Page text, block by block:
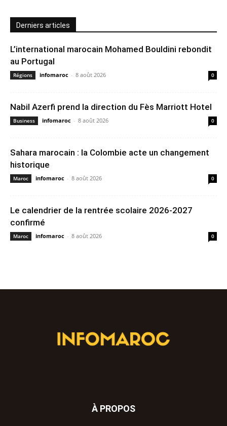
Derniers articles
L’international marocain Mohamed Bouldini rebondit
au Portugal
Régions infomaroc - 8 août 2026 0
Nabil Azerfi prend la direction du Fès Marriott Hotel
Business infomaroc - 8 août 2026 0
Sahara marocain : la Colombie acte un changement
historique
Maroc infomaroc - 8 août 2026 0
Le calendrier de la rentrée scolaire 2026-2027
confirmé
Maroc infomaroc - 8 août 2026 0
À PROPOS